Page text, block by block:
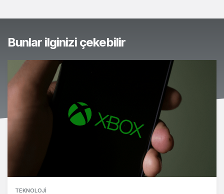
Bunlar ilginizi çekebilir
TEKNOLOJI